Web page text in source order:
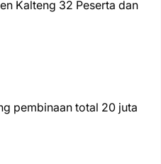
Kalteng 32 Peserta dan
pembinaan total 20 juta